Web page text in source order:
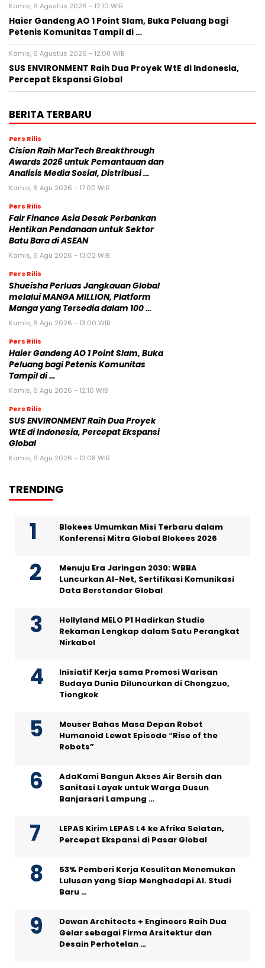
Kamis, 6 Agustus 2026 - 12:10 WIB
Haier Gandeng AO 1 Point Slam, Buka Peluang bagi
Petenis Komunitas Tampil di …
Kamis, 6 Agustus 2026 - 12:08 WIB
SUS ENVIRONMENT Raih Dua Proyek WtE di Indonesia,
Percepat Ekspansi Global
BERITA TERBARU
Pers Rilis
Cision Raih MarTech Breakthrough
Awards 2026 untuk Pemantauan dan
Analisis Media Sosial, Distribusi …
Kamis, 6 Agu 2026 - 17:00 WIB
Pers Rilis
Fair Finance Asia Desak Perbankan
Hentikan Pendanaan untuk Sektor
Batu Bara di ASEAN
Kamis, 6 Agu 2026 - 13:02 WIB
Pers Rilis
Shueisha Perluas Jangkauan Global
melalui MANGA MILLION, Platform
Manga yang Tersedia dalam 100 …
Kamis, 6 Agu 2026 - 13:00 WIB
Pers Rilis
Haier Gandeng AO 1 Point Slam, Buka
Peluang bagi Petenis Komunitas
Tampil di …
Kamis, 6 Agu 2026 - 12:10 WIB
Pers Rilis
SUS ENVIRONMENT Raih Dua Proyek
WtE di Indonesia, Percepat Ekspansi
Global
Kamis, 6 Agu 2026 - 12:08 WIB
TRENDING
Blokees Umumkan Misi Terbaru dalam
Konferensi Mitra Global Blokees 2026
Menuju Era Jaringan 2030: WBBA
Luncurkan AI-Net, Sertifikasi Komunikasi
Data Berstandar Global
Hollyland MELO P1 Hadirkan Studio
Rekaman Lengkap dalam Satu Perangkat
Nirkabel
Inisiatif Kerja sama Promosi Warisan
Budaya Dunia Diluncurkan di Chongzuo,
Tiongkok
Mouser Bahas Masa Depan Robot
Humanoid Lewat Episode “Rise of the
Robots”
AdaKami Bangun Akses Air Bersih dan
Sanitasi Layak untuk Warga Dusun
Banjarsari Lampung …
LEPAS Kirim LEPAS L4 ke Afrika Selatan,
Percepat Ekspansi di Pasar Global
53% Pemberi Kerja Kesulitan Menemukan
Lulusan yang Siap Menghadapi AI. Studi
Baru …
Dewan Architects + Engineers Raih Dua
Gelar sebagai Firma Arsitektur dan
Desain Perhotelan …